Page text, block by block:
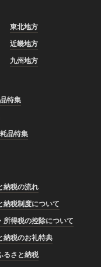
東北地方
近畿地方
九州地方
特集
品特集
納税の流れ
納税制度について
所得税の控除について
納税のお礼特典
るさと納税